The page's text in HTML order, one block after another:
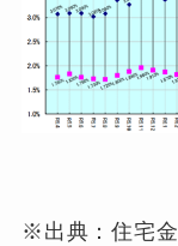
※出典：住宅